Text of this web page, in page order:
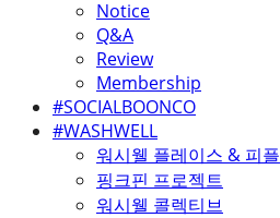
Notice
Q&A
Review
Membership
#SOCIALBOONCO
#WASHWELL
워시웰 플레이스 & 피플
핑크핀 프로젝트
워시웰 콜렉티브